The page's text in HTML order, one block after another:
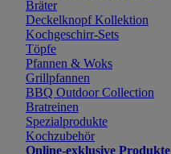
Bräter
Deckelknopf Kollektion
Kochgeschirr-Sets
Töpfe
Pfannen & Woks
Grillpfannen
BBQ Outdoor Collection
Bratreinen
Spezialprodukte
Kochzubehör
Online-exklusive Produkte